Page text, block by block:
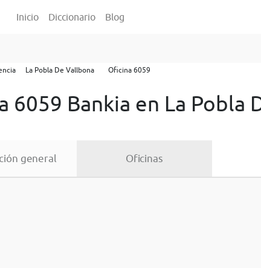
Inicio Diccionario Blog
La Pobla De Vallbona Oficina 6059
6059 Bankia en La Pobla
general Oficinas